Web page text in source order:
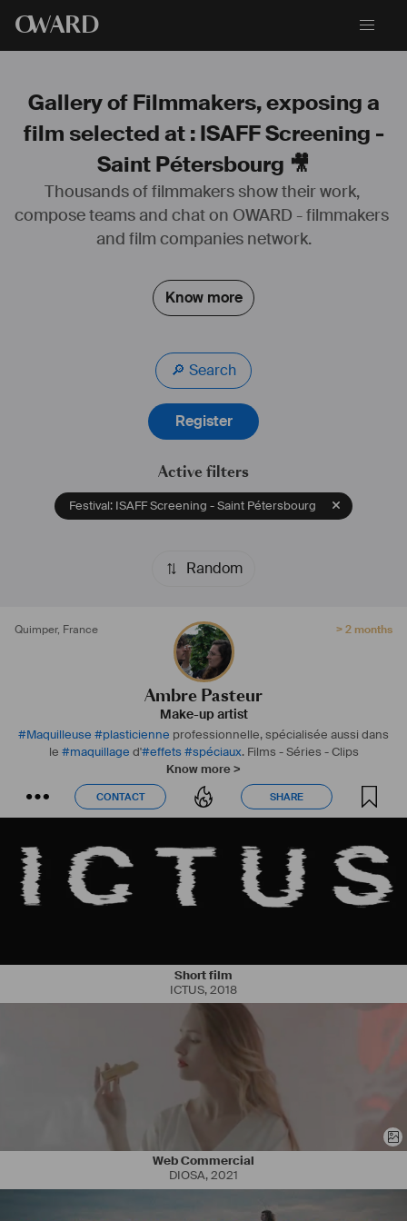
OWARD
Gallery of Filmmakers, exposing a
film selected at : ISAFF Screening -
Saint Pétersbourg 🎥
Thousands of filmmakers show their work,
compose teams and chat on OWARD - filmmakers
and film companies network.
Know more
🔎 Search
Register
Active filters
Festival: ISAFF Screening - Saint Pétersbourg
Random
Quimper, France > 2 months
Ambre Pasteur
Make-up artist
#Maquilleuse #plasticienne professionnelle, spécialisée aussi dans
le #maquillage d'#effets #spéciaux. Films - Séries - Clips
Know more >
Vous pouvez me contacter pour de futures projets, je peux
également me déplacer dans toute la France ou même à l'étranger.
CONTACT SHARE
CONTACT SHARE
Short film
ICTUS,2018
Web Commercial
DIOSA,2021